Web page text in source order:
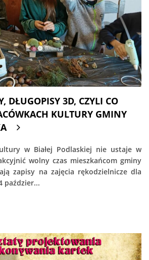
DŁUGOPISY 3D, CZYLI CO
KULTURY GMINY
w Białej Podlaskiej nie ustaje w
wolny czas mieszkańcom gminy
zapisy na zajęcia rękodzielnicze dla
paździer...